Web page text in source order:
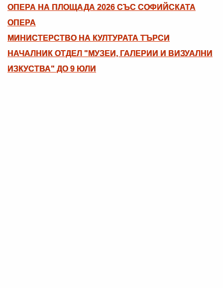
ОПЕРА НА ПЛОЩАДА 2026 СЪС СОФИЙСКАТА
ОПЕРА
МИНИСТЕРСТВО НА КУЛТУРАТА ТЪРСИ
НАЧАЛНИК ОТДЕЛ "МУЗЕИ, ГАЛЕРИИ И ВИЗУАЛНИ
ИЗКУСТВА" ДО 9 ЮЛИ